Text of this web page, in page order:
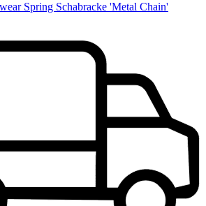
Spring Schabracke 'Metal Chain'